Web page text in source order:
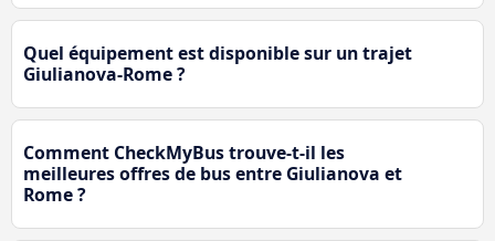
Quel équipement est disponible sur un trajet
Giulianova-Rome ?
Comment CheckMyBus trouve-t-il les
meilleures offres de bus entre Giulianova et
Rome ?